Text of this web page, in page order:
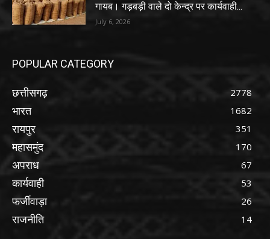
गायब। गड़बड़ी वाले दो केन्द्र पर कार्यवाही...
July 6, 2026
POPULAR CATEGORY
छत्तीसगढ़ 2778
भारत 1682
रायपुर 351
महासमुंद 170
अपराध 67
कार्यवाही 53
फर्जीवाड़ा 26
राजनीति 14